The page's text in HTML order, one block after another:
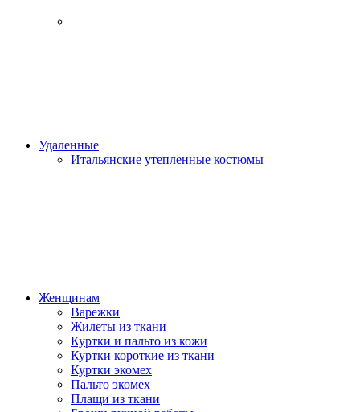
Удаленные
Итальянские утепленные костюмы
Женщинам
Варежки
Жилеты из ткани
Куртки и пальто из кожи
Куртки короткие из ткани
Куртки экомех
Пальто экомех
Плащи из ткани